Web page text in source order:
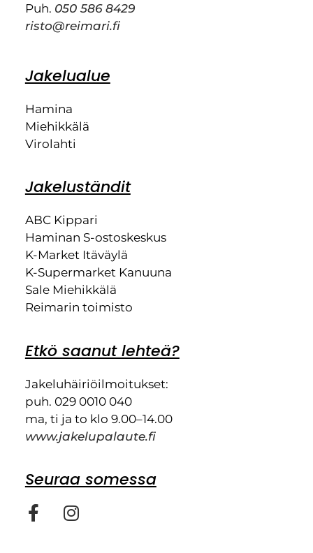
Puh. 050 586 8429
risto@reimari.fi
Jakelualue
Hamina
Miehikkälä
Virolahti
Jakeluständit
ABC Kippari
Haminan S-ostoskeskus
K-Market Itäväylä
K-Supermarket Kanuuna
Sale Miehikkälä
Reimarin toimisto
Etkö saanut lehteä?
Jakeluhäiriöilmoitukset:
puh. 029 0010 040
ma, ti ja to klo 9.00–14.00
www.jakelupalaute.fi
Seuraa somessa